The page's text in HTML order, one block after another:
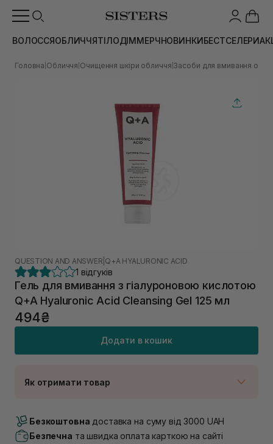
ВОЛОССЯОБЛИЧЧЯТІЛОДІММЕРЧНОВИНКИБЕСТСЕЛЕРИ
Головна Обличчя Очищення шкіри обличчя Засоби для вмивання
QUESTION AND ANSWER Q+A HYALURONIC ACID
1 відгуків
Гель для вмивання з гіалуроновою кислотою
Q+A Hyaluronic Acid Cleansing Gel 125 мл
494₴
Додати в кошик
Як отримати товар
В наявності
Самовивіз м. Луцьк, вул. Винниченка 4
Безкоштовна доставка на суму від 3000 UAH
Безпечна та швидка оплата карткою на сайті